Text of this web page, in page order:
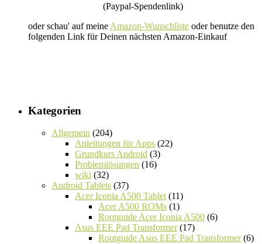
(Paypal-Spendenlink)
oder schau' auf meine Amazon-Wunschliste oder benutze den
folgenden Link für Deinen nächsten Amazon-Einkauf
Kategorien
Allgemein (204)
Anleitungen für Apps (22)
Grundkurs Android (3)
Problemlösungen (16)
wiki (32)
Android Tablets (37)
Acer Iconia A500 Tablet (11)
Acer A500 ROMs (1)
Rootguide Acer Iconia A500 (6)
Asus EEE Pad Transformer(17)
Rootguide Asus EEE Pad Transformer(6)